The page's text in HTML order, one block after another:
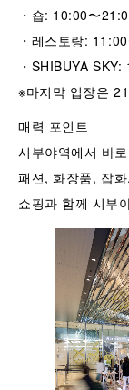
・숍: 10:00〜
・레스토랑:
・SHIBUYA
※마지막 입장은
매력 포인트
시부야역에서 바
패션, 화장품, 잡
쇼핑과 함께 시부